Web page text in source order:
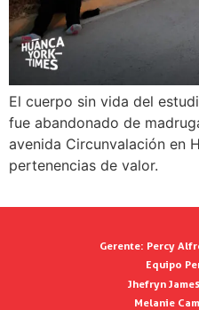
El cuerpo sin vida del
fue abandonado de
avenida Circunvalación en
pertenencias de valor.
Gerente: Percy
Equipo
Jhefryn
Melanie